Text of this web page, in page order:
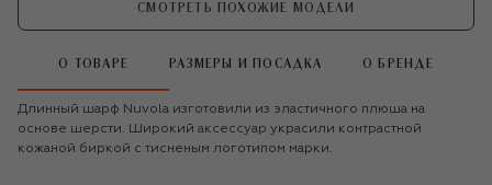
СМОТРЕТЬ ПОХОЖИЕ МОДЕЛИ
О ТОВАРЕ РАЗМЕРЫ И ПОСАДКА О БРЕНДЕ
Длинный шарф Nuvola изготовили из эластичного плюша на
основе шерсти. Широкий аксессуар украсили контрастной
кожаной биркой с тисненым логотипом марки.